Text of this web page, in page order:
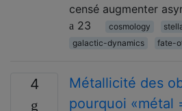
censé augmenter
23
cosmology
galactic-dynamics
fate-
4
Métallicité des
pourquoi «métal